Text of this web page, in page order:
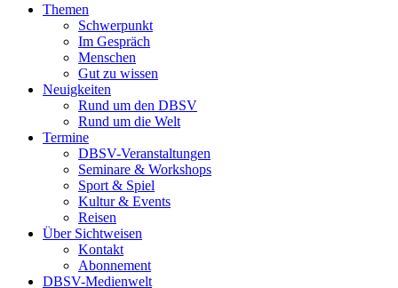
Themen
Schwerpunkt
Im Gespräch
Menschen
Gut zu wissen
Neuigkeiten
Rund um den DBSV
Rund um die Welt
Termine
DBSV-Veranstaltungen
Seminare & Workshops
Sport & Spiel
Kultur & Events
Reisen
Über Sichtweisen
Kontakt
Abonnement
DBSV-Medienwelt